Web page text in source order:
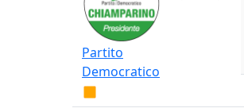
Partito
Democratico